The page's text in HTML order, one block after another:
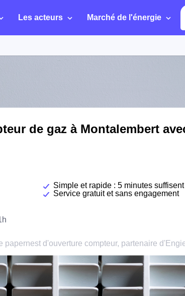
Les acteurs Marché de l'énergie